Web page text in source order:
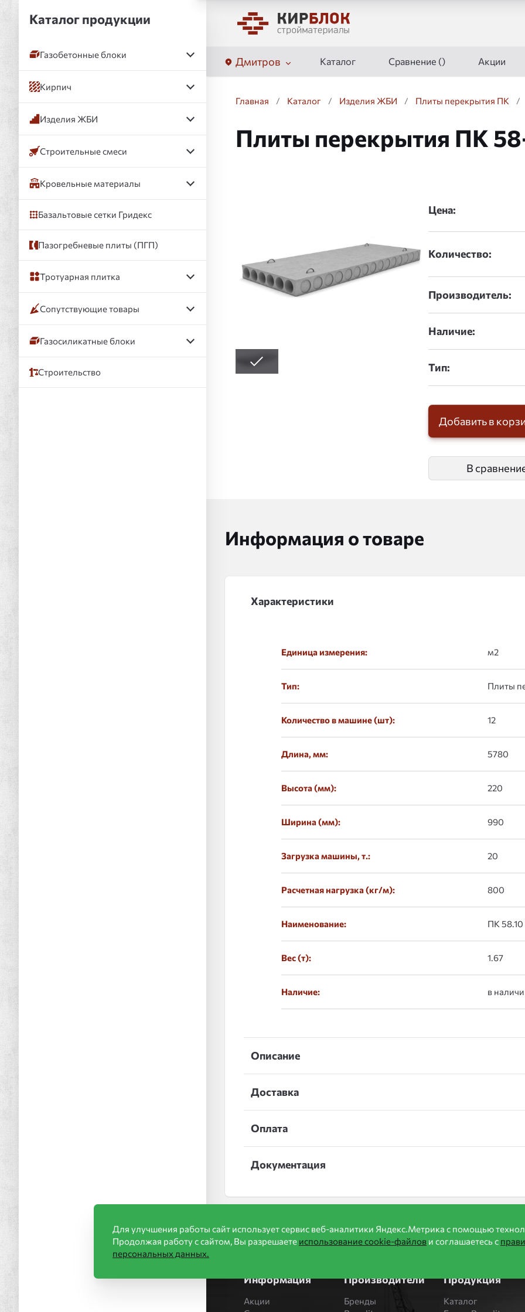
Дмитров Каталог Сравнение () Акции
Главная / Каталог / Изделия ЖБИ / Плиты перекрытия ПК /
Плиты перекрытия ПК
Цена:
Количество:
Производитель:
Наличие:
Тип:
Добавить в
В
Информация о товаре
Характеристики
Единица измерения: м2
Тип: Плиты
Количество в машине (шт): 12
Длина, мм: 5780
Высота (мм): 220
Ширина (мм): 990
Загрузка машины, т.: 20
Расчетная нагрузка (кг/м): 800
Наименование: ПК 58.10
Вес (т): 1.67
Наличие: в
Описание
Доставка
Оплата
Документация
Информация
Акции
Производители
Бренды
Продукция
Каталог
Каталог продукции
Газобетонные блоки
Кирпич
Изделия ЖБИ
Строительные смеси
Кровельные материалы
Базальтовые сетки Гридекс
Пазогребневые плиты (ПГП)
Тротуарная плитка
Сопутствующие товары
Газосиликатные блоки
Строительство
Для улучшения работы сайт использует сервис веб-аналитики Яндекс.Метрика с помощью
Продолжая работу с сайтом, Вы разрешаете использование cookie-файлов и соглашаетесь с
персональных данных.